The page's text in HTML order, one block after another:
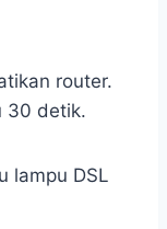
router.
30 detik.
lampu DSL